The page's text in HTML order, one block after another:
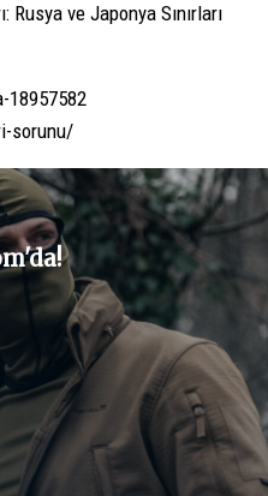
Rusya ve Japonya Sınırları
18957582
sorunu/